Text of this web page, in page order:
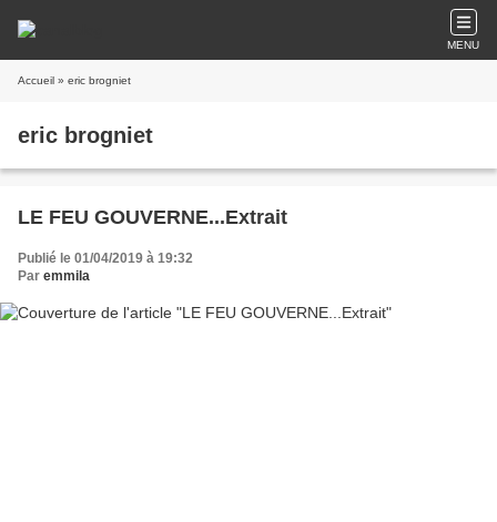
MENU
Accueil » eric brogniet
eric brogniet
LE FEU GOUVERNE...Extrait
Publié le 01/04/2019 à 19:32
Par emmila